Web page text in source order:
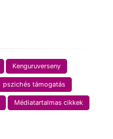
Kenguruverseny
pszichés támogatás
Médiatartalmas cikkek